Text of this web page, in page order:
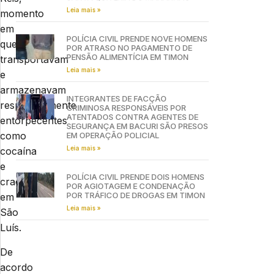
momento
em
que
transportavam
e
armazenavam
respectivamente
entorpecentes
como
cocaína
e
crack,
em
São
Luís.
De
acordo
Leia mais »
POLÍCIA CIVIL PRENDE NOVE HOMENS
POR ATRASO NO PAGAMENTO DE
PENSÃO ALIMENTÍCIA EM TIMON
Leia mais »
INTEGRANTES DE FACÇÃO
CRIMINOSA RESPONSÁVEIS POR
ATENTADOS CONTRA AGENTES DE
SEGURANÇA EM BACURI SÃO PRESOS
EM OPERAÇÃO POLICIAL
Leia mais »
POLÍCIA CIVIL PRENDE DOIS HOMENS
POR AGIOTAGEM E CONDENAÇÃO
POR TRÁFICO DE DROGAS EM TIMON
Leia mais »